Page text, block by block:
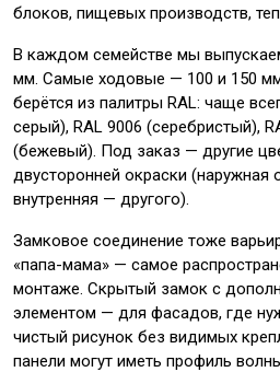
блоков, пищевых производств,
В каждом семействе мы
мм. Самые ходовые — 100 и 150
берётся из палитры RAL: чаще
серый), RAL 9006 (серебристый),
(бежевый). Под заказ — другие
двусторонней окраски (наружная
внутренняя — другого).
Замковое соединение тоже
«папа-мама» — самое
монтаже. Скрытый замок с
элементом — для фасадов, где
чистый рисунок без видимых
панели могут иметь профиль